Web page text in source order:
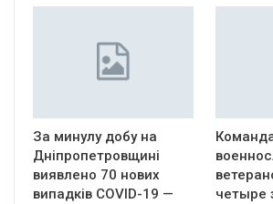
За минулу добу на
Дніпропетровщині
виявлено 70 нових
випадків COVID-19 —
четыре